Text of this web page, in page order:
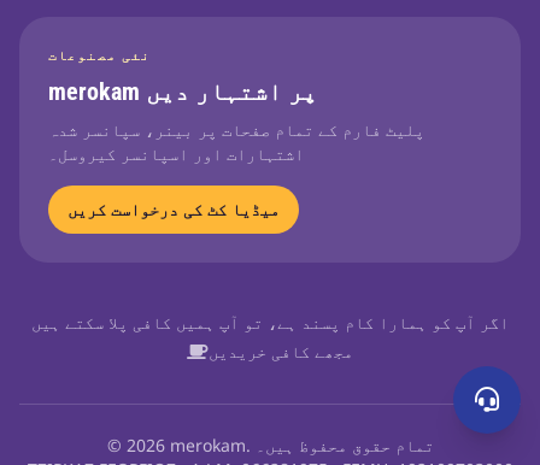
نئی مصنوعات
merokam پر اشتہار دیں
پلیٹ فارم کے تمام صفحات پر بینر، سپانسر شدہ
اشتہارات اور اسپانسر کیروسل۔
میڈیا کٹ کی درخواست کریں
اگر آپ کو ہمارا کام پسند ہے، تو آپ ہمیں کافی پلا سکتے ہیں
مجھے کافی خریدیں
© 2026 merokam. تمام حقوق محفوظ ہیں۔